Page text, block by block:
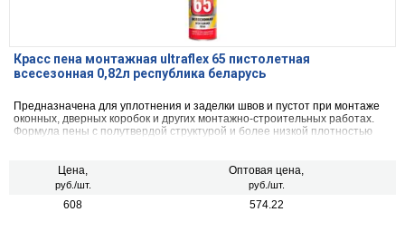
Красс пена монтажная ultraflex 65 пистолетная
всесезонная 0,82л республика беларусь
Предназначена для уплотнения и заделки швов и пустот при монтаже
оконных, дверных коробок и других монтажно-строительных работах.
Формула пены с полутвердой структурой и более низкой плотностью
различным грибкам и плесени.
Цена,
руб./шт.
Оптовая цена,
руб./шт.
608 574.22